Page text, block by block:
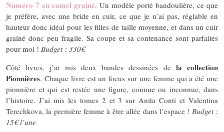
Numéro 7 en camel grainé. Un modèle porté bandoulière, ce que
je préfère, avec une bride en cuir, ce que je n’ai pas, réglable en
hauteur donc idéal pour les filles de taille moyenne, et dans un cuir
grainé donc peu fragile. Sa coupe et sa contenance sont parfaites
pour moi ! Budget : 330€
Côté livres, j’ai mis deux bandes dessinées de la collection
Pionnières. Chaque livre est un focus sur une femme qui a été une
pionnière et qui est restée une figure, connue ou inconnue, dans
l’histoire. J’ai mis les tomes 2 et 3 sur Anita Conti et Valentina
Terechkova, la première femme à être allée dans l’espace ! Budget :
15€ l’une